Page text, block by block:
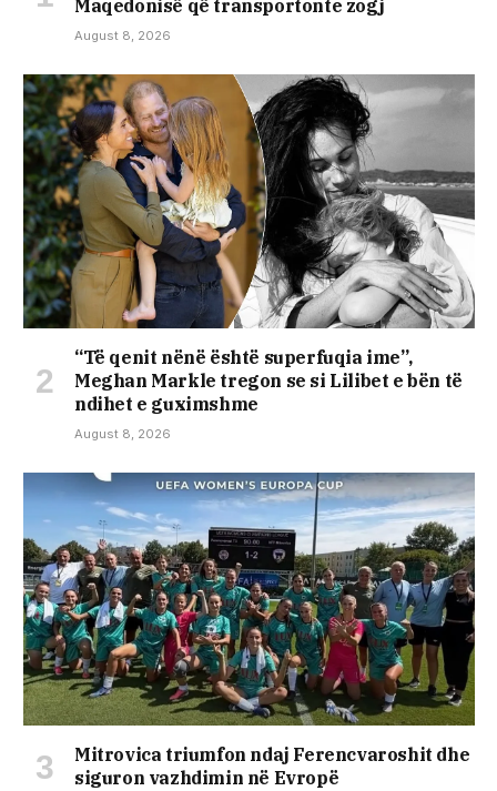
Maqedonisë që transportonte zogj
August 8, 2026
“Të qenit nënë është superfuqia ime”,
Meghan Markle tregon se si Lilibet e bën të
ndihet e guximshme
August 8, 2026
Mitrovica triumfon ndaj Ferencvaroshit dhe
siguron vazhdimin në Evropë